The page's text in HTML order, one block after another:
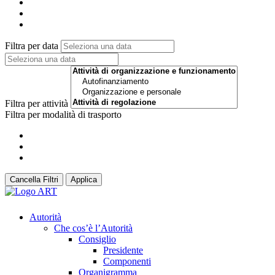
Filtra per data
Filtra per attività
Filtra per modalità di trasporto
Cancella Filtri Applica
Autorità
Che cos’è l’Autorità
Consiglio
Presidente
Componenti
Organigramma